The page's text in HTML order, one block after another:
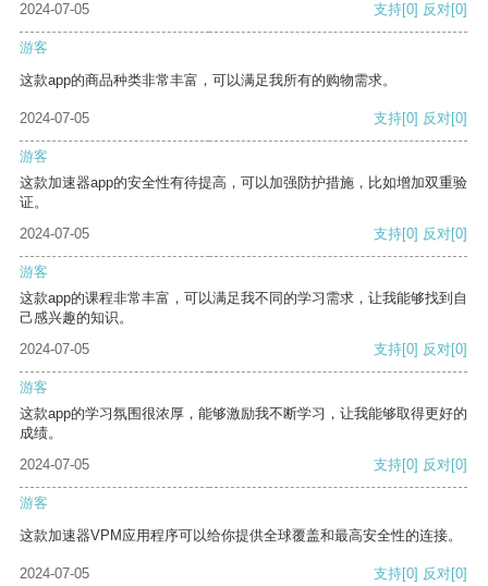
2024-07-05 支持[0] 反对[0]
游客
这款app的商品种类非常丰富，可以满足我所有的购物需求。
2024-07-05 支持[0] 反对[0]
游客
这款加速器app的安全性有待提高，可以加强防护措施，比如增加双重验
证。
2024-07-05
支持[0] 反对[0]
游客
这款app的课程非常丰富，可以满足我不同的学习需求，让我能够找到自
己感兴趣的知识。
2024-07-05
支持[0] 反对[0]
游客
这款app的学习氛围很浓厚，能够激励我不断学习，让我能够取得更好的
成绩。
2024-07-05
支持[0] 反对[0]
游客
这款加速器VPM应用程序可以给你提供全球覆盖和最高安全性的连接。
2024-07-05 支持[0] 反对[0]